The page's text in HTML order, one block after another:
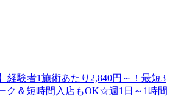
経験者1施術あたり2,840円～！最短3
ク＆短時間入店もOK☆週1日～1時間